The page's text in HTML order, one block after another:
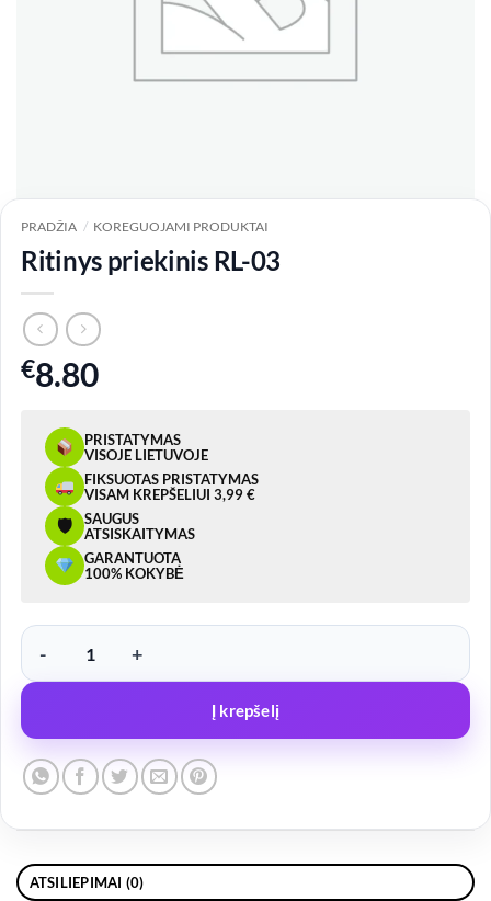
PRADŽIA / KOREGUOJAMI PRODUKTAI
Ritinys priekinis RL-03
€8.80
PRISTATYMAS
VISOJE LIETUVOJE
FIKSUOTAS PRISTATYMAS
VISAM KREPŠELIUI 3,99 €
🛡
SAUGUS
ATSISKAITYMAS
GARANTUOTA
100% KOKYBĖ
produkto kiekis: Ritinys priekinis RL-03
Į krepšelį
ATSILIEPIMAI (0)